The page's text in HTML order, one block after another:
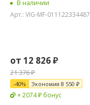
В наличии
Арт.: VIG-MF-011122334487
от12 826 ₽
21 376 ₽
-40% Экономия8 550 ₽
+ 2074 ₽ бонус